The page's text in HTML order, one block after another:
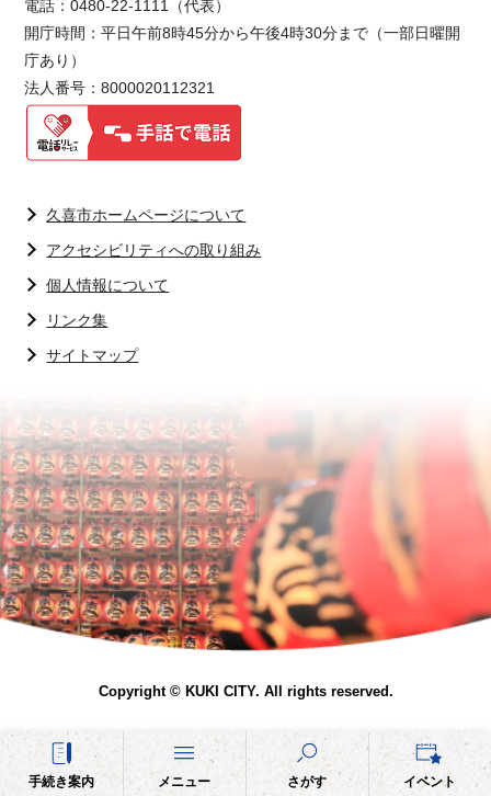
手続き案内 メニュー さがす イベント
電話：0480-22-1111（代表）
開庁時間：平日午前8時45分から午後4時30分まで（一部日曜開
庁あり）
法人番号：8000020112321
久喜市ホームページについて
アクセシビリティへの取り組み
個人情報について
リンク集
サイトマップ
Copyright © KUKI CITY. All rights reserved.